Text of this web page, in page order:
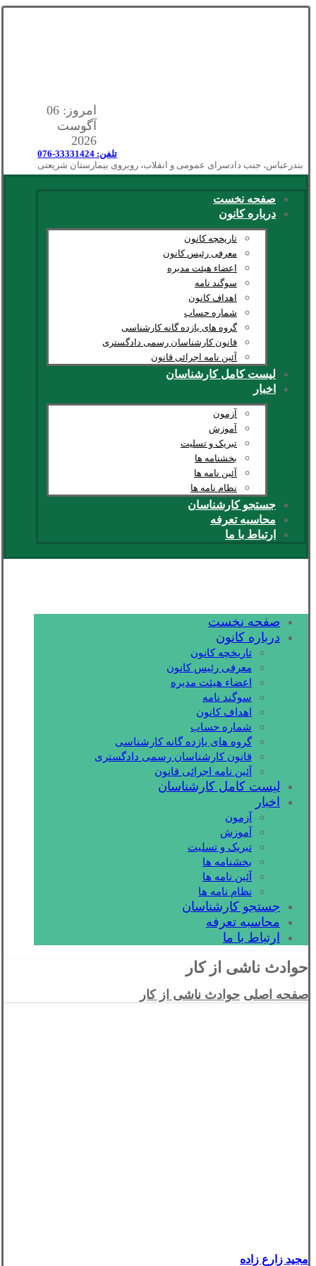
امروز: 06
آگوست
2026
تلفن: 33331424-076
بندرعباس، جنب دادسرای عمومی و انقلاب، روبروی بیمارستان شریعتی
صفحه نخست
درباره کانون
تاریخچه کانون
معرفی رئیس کانون
اعضاء هیئت مدیره
سوگند نامه
اهداف کانون
شماره حساب
گروه های یازده گانه کارشناسی
قانون کارشناسان رسمی دادگستری
آئین نامه اجرائی قانون
لیست کامل کارشناسان
اخبار
آزمون
آموزش
تبریک و تسلیت
بخشنامه ها
آئین نامه ها
نظام نامه ها
جستجو کارشناسان
محاسبه تعرفه
ارتباط با ما
صفحه نخست
درباره کانون
تاریخچه کانون
معرفی رئیس کانون
اعضاء هیئت مدیره
سوگند نامه
اهداف کانون
شماره حساب
گروه های یازده گانه کارشناسی
قانون کارشناسان رسمی دادگستری
آئین نامه اجرائی قانون
لیست کامل کارشناسان
اخبار
آزمون
آموزش
تبریک و تسلیت
بخشنامه ها
آئین نامه ها
نظام نامه ها
جستجو کارشناسان
محاسبه تعرفه
ارتباط با ما
حوادث ناشی از کار
صفحه اصلی حوادث ناشی از کار
مجید زارع زاده